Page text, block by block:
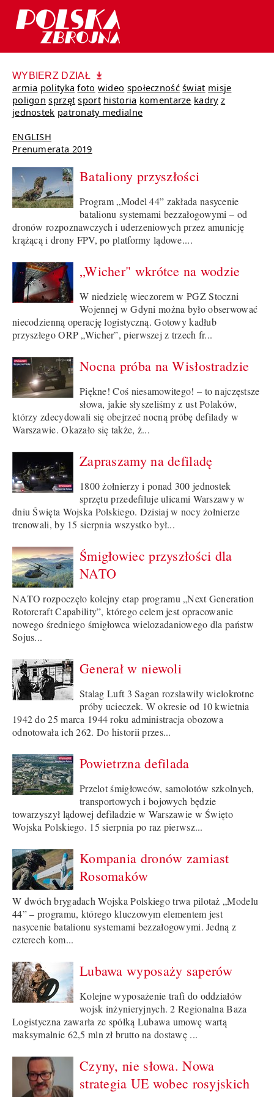
WYBIERZ DZIAŁ
armia polityka foto wideo społeczność świat misje
poligon sprzęt sport historia komentarze kadry z
jednostek patronaty medialne
ENGLISH
Prenumerata 2019
Bataliony przyszłości
Program „Model 44” zakłada nasycenie
batalionu systemami bezzałogowymi – od
dronów rozpoznawczych i uderzeniowych przez amunicję
krążącą i drony FPV, po platformy lądowe....
„Wicher" wkrótce na wodzie
W niedzielę wieczorem w PGZ Stoczni
Wojennej w Gdyni można było obserwować
niecodzienną operację logistyczną. Gotowy kadłub
przyszłego ORP „Wicher”, pierwszej z trzech fr...
Nocna próba na Wisłostradzie
Piękne! Coś niesamowitego! – to najczęstsze
słowa, jakie słyszeliśmy z ust Polaków,
którzy zdecydowali się obejrzeć nocną próbę defilady w
Warszawie. Okazało się także, ż...
Zapraszamy na defiladę
1800 żołnierzy i ponad 300 jednostek
sprzętu przedefiluje ulicami Warszawy w
dniu Święta Wojska Polskiego. Dzisiaj w nocy żołnierze
trenowali, by 15 sierpnia wszystko był...
Śmigłowiec przyszłości dla
NATO
NATO rozpoczęło kolejny etap programu „Next Generation
Rotorcraft Capability”, którego celem jest opracowanie
nowego średniego śmigłowca wielozadaniowego dla państw
Sojus...
Generał w niewoli
Stalag Luft 3 Sagan rozsławiły wielokrotne
próby ucieczek. W okresie od 10 kwietnia
1942 do 25 marca 1944 roku administracja obozowa
odnotowała ich 262. Do historii przes...
Powietrzna defilada
Przelot śmigłowców, samolotów szkolnych,
transportowych i bojowych będzie
towarzyszył lądowej defiladzie w Warszawie w Święto
Wojska Polskiego. 15 sierpnia po raz pierwsz...
Kompania dronów zamiast
Rosomaków
W dwóch brygadach Wojska Polskiego trwa pilotaż „Modelu
44” – programu, którego kluczowym elementem jest
nasycenie batalionu systemami bezzałogowymi. Jedną z
czterech kom...
Lubawa wyposaży saperów
Kolejne wyposażenie trafi do oddziałów
wojsk inżynieryjnych. 2 Regionalna Baza
Logistyczna zawarła ze spółką Lubawa umowę wartą
maksymalnie 62,5 mln zł brutto na dostawę ...
Czyny, nie słowa. Nowa
strategia UE wobec rosyjskich